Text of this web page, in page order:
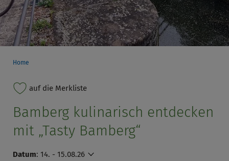
Home
auf die Merkliste
Bamberg kulinarisch entdecken
mit „Tasty Bamberg“
Datum: 14. - 15.08.26